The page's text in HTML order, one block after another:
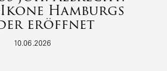
Hamburgs
eröffnet
10.06.2026